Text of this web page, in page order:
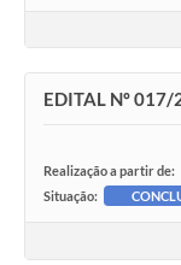
EDITAL Nº
Realização a partir de:
Situação: